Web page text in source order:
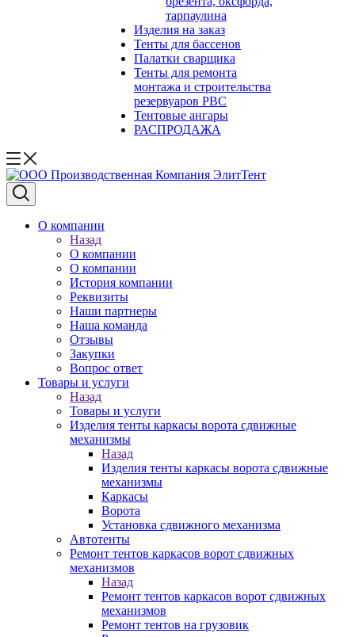
тарпаулина
Изделия на заказ
Тенты для бассенов
Палатки сварщика
Тенты для ремонта
монтажа и строительства
резервуаров РВС
Тентовые ангары
РАСПРОДАЖА
О компании
Назад
О компании
О компании
История компании
Реквизиты
Наши партнеры
Наша команда
Отзывы
Закупки
Вопрос ответ
Товары и услуги
Назад
Товары и услуги
Изделия тенты каркасы ворота сдвижные
механизмы
Назад
Изделия тенты каркасы ворота сдвижные
механизмы
Каркасы
Ворота
Установка сдвижного механизма
Автотенты
Ремонт тентов каркасов ворот сдвижных
механизмов
Назад
Ремонт тентов каркасов ворот сдвижных
механизмов
Ремонт тентов на грузовик